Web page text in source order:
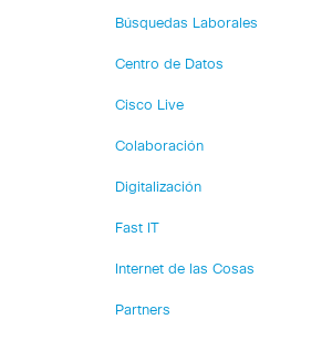
Búsquedas Laborales
Centro de Datos
Cisco Live
Colaboración
Digitalización
Fast IT
Internet de las Cosas
Partners